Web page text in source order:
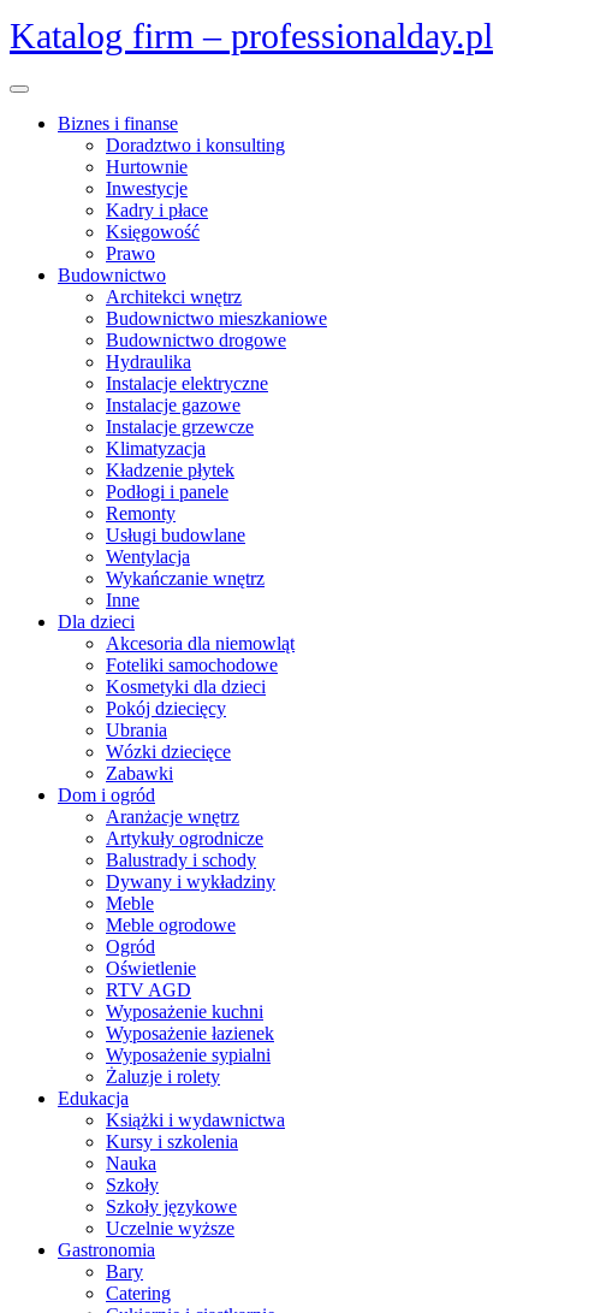
Skip
to
Katalog firm – professionalday.pl
Open
Biznes i finanse
Doradztwo i konsulting
Hurtownie
Inwestycje
Kadry i płace
Księgowość
Prawo
Budownictwo
Architekci wnętrz
Budownictwo mieszkaniowe
Budownictwo drogowe
Hydraulika
Instalacje elektryczne
Instalacje gazowe
Instalacje grzewcze
Klimatyzacja
Kładzenie płytek
Podłogi i panele
Remonty
Usługi budowlane
Wentylacja
Wykańczanie wnętrz
Inne
Dla dzieci
Akcesoria dla niemowląt
Foteliki samochodowe
Kosmetyki dla dzieci
Pokój dziecięcy
Ubrania
Wózki dziecięce
Zabawki
Dom i ogród
Aranżacje wnętrz
Artykuły ogrodnicze
Balustrady i schody
Dywany i wykładziny
Meble
Meble ogrodowe
Ogród
Oświetlenie
RTV AGD
Wyposażenie kuchni
Wyposażenie łazienek
Wyposażenie sypialni
Żaluzje i rolety
Edukacja
Książki i wydawnictwa
Kursy i szkolenia
Nauka
Szkoły
Szkoły językowe
Uczelnie wyższe
Gastronomia
Bary
Catering